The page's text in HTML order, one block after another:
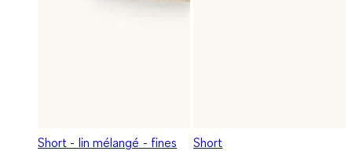
Short - lin mélangé - fines
Short